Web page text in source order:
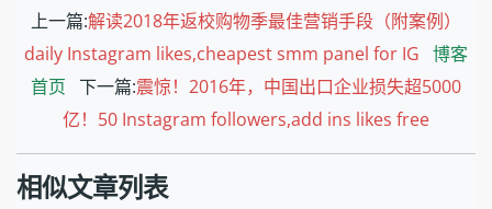
上一篇:解读2018年返校购物季最佳营销手段（附案例）
daily Instagram likes,cheapest smm panel for IG 博客
首页 下一篇:震惊！2016年，中国出口企业损失超5000
亿！50 Instagram followers,add ins likes free
相似文章列表